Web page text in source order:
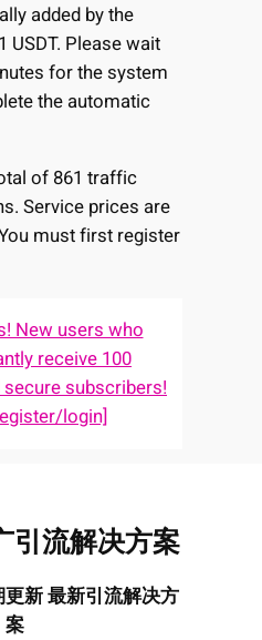
added by the
Please wait
for the system
the automatic
of 861 traffic
Service prices are
must first register
New users who
receive 100
subscribers!
login]
引流解决方案
新 最新引流解决方
案